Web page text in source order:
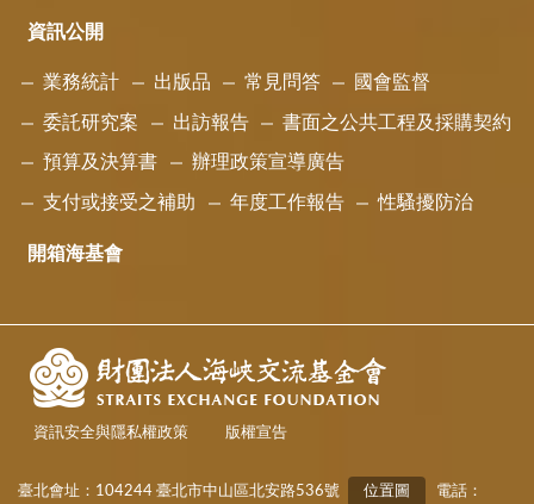
資訊公開
業務統計 出版品 常見問答 國會監督
委託研究案 出訪報告 書面之公共工程及採購契約
預算及決算書 辦理政策宣導廣告
支付或接受之補助 年度工作報告 性騷擾防治
開箱海基會
資訊安全與隱私權政策 版權宣告
臺北會址：104244 臺北市中山區北安路536號 位置圖
電話：